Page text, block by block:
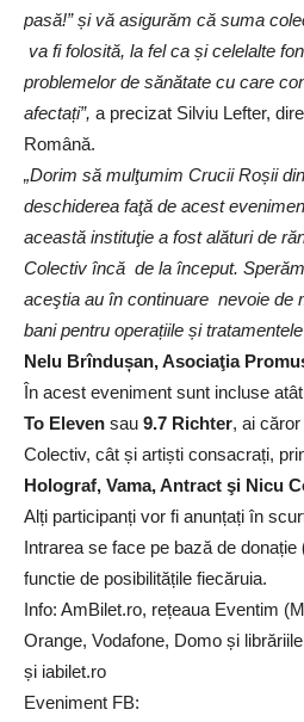
pasă!” și vă asigurăm că suma
va fi folosită, la fel ca și celelalte
problemelor de sănătate cu care
afectați”, a precizat Silviu Lefter,
Română.
„Dorim să mulţumim Crucii Roșii
deschiderea faţă de acest
această instituţie a fost alături de
Colectiv încă de la început.
aceştia au în continuare nevoie de
bani pentru operațiile și
Nelu Brîndușan, Asociaţia
În acest eveniment sunt incluse
To Eleven sau 9.7 Richter, ai
Colectiv, cât și artiști consacrați,
Holograf, Vama, Antract şi Nicu
Alți participanți vor fi anunțați în
Intrarea se face pe bază de donație
functie de posibilitățile fiecăruia.
Info: AmBilet.ro, rețeaua Eventim
Orange, Vodafone, Domo și
și iabilet.ro
Eveniment FB: